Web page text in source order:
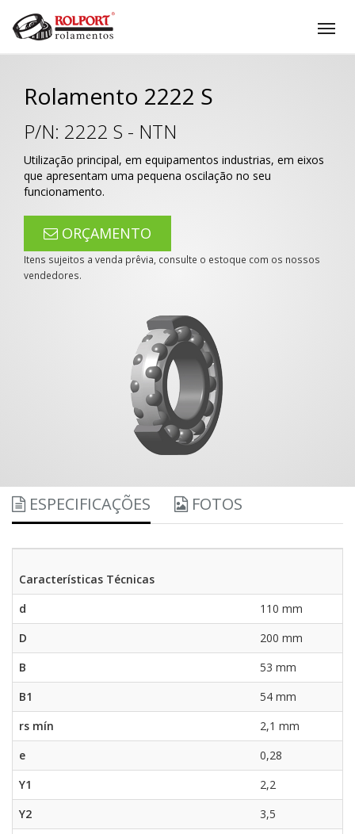
Rolamento 2222 S
P/N: 2222 S - NTN
Utilização principal, em equipamentos industrias, em eixos
que apresentam uma pequena oscilação no seu
funcionamento.
ORÇAMENTO
Itens sujeitos a venda prêvia, consulte o estoque com os nossos
vendedores.
ESPECIFICAÇÕES FOTOS
Características Técnicas
d
110 mm
D
200 mm
B
53 mm
B1
54 mm
rs mín
2,1 mm
e
0,28
Y1
2,2
Y2
3,5